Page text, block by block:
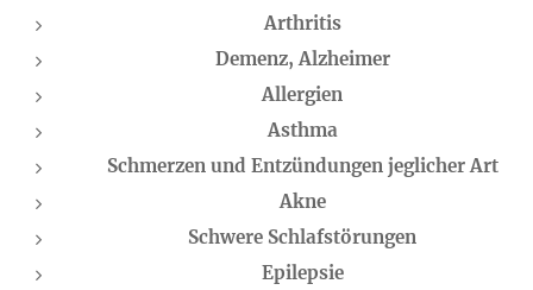
Arthritis
Demenz, Alzheimer
Allergien
Asthma
Schmerzen und Entzündungen jeglicher Art
Akne
Schwere Schlafstörungen
Epilepsie